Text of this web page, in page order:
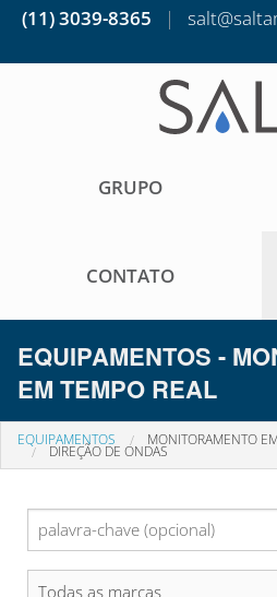
(11) 3039-8365 |
GRUPO
CONTATO
EQUIPAMENTOS -
EM TEMPO REAL
EQUIPAMENTOS MONITORAMENTO
DIREÇÃO DE ONDAS